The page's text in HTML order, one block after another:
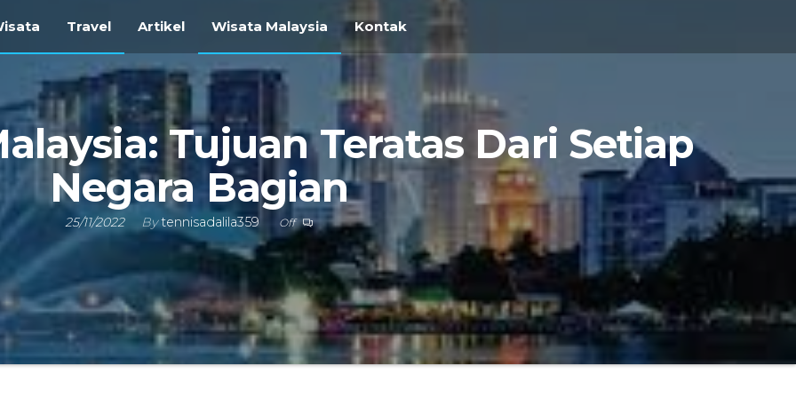
Travel Artikel Wisata Malaysia Kontak
Tujuan Teratas Dari Setiap
Negara Bagian
25/11/2022 Bytennisadalila359 Off